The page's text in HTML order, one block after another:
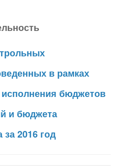
в рамках
бюджетов
и бюджета
2016 год